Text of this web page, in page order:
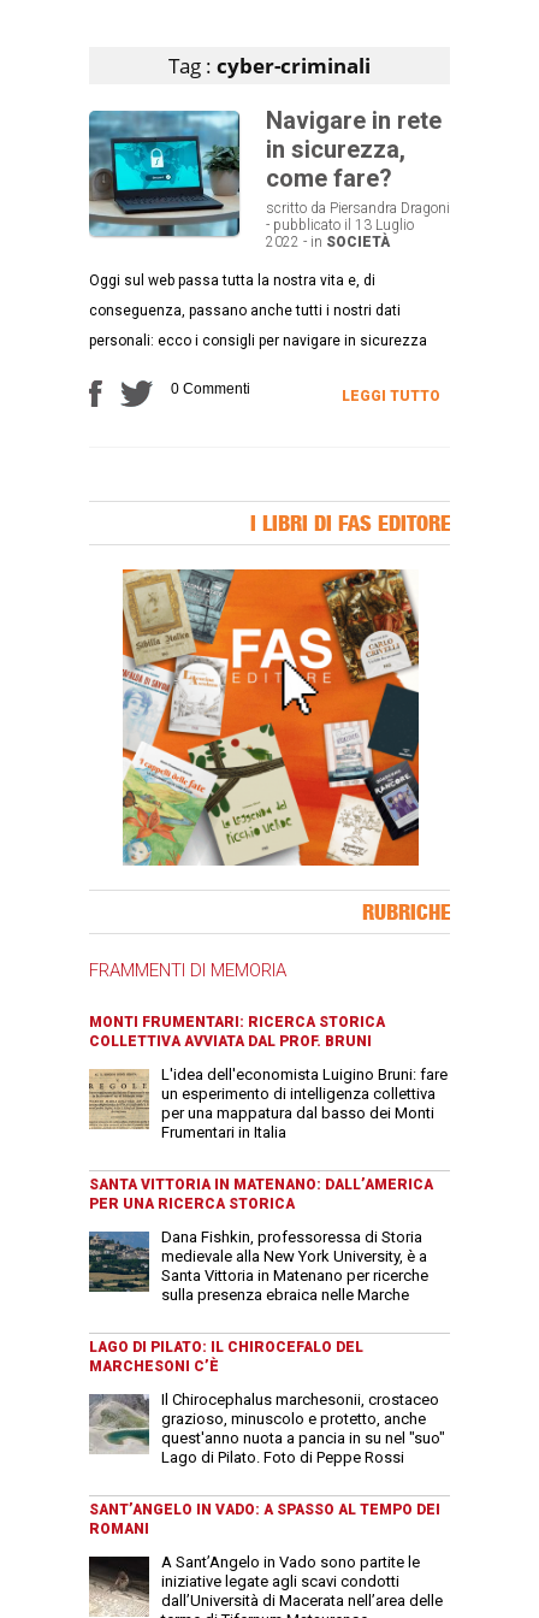
Tag : cyber-criminali
Navigare in rete
in sicurezza,
come fare?
scritto da Piersandra Dragoni
- pubblicato il 13 Luglio
2022 - in SOCIETÀ
Oggi sul web passa tutta la nostra vita e, di
conseguenza, passano anche tutti i nostri dati
personali: ecco i consigli per navigare in sicurezza
0 Commenti LEGGI TUTTO
I LIBRI DI FAS EDITORE
RUBRICHE
FRAMMENTI DI MEMORIA
MONTI FRUMENTARI: RICERCA STORICA
COLLETTIVA AVVIATA DAL PROF. BRUNI
L'idea dell'economista Luigino Bruni: fare
un esperimento di intelligenza collettiva
per una mappatura dal basso dei Monti
Frumentari in Italia
SANTA VITTORIA IN MATENANO: DALL’AMERICA
PER UNA RICERCA STORICA
Dana Fishkin, professoressa di Storia
medievale alla New York University, è a
Santa Vittoria in Matenano per ricerche
sulla presenza ebraica nelle Marche
LAGO DI PILATO: IL CHIROCEFALO DEL
MARCHESONI C’È
Il Chirocephalus marchesonii, crostaceo
grazioso, minuscolo e protetto, anche
quest'anno nuota a pancia in su nel "suo"
Lago di Pilato. Foto di Peppe Rossi
SANT’ANGELO IN VADO: A SPASSO AL TEMPO DEI
ROMANI
A Sant’Angelo in Vado sono partite le
iniziative legate agli scavi condotti
dall’Università di Macerata nell’area delle